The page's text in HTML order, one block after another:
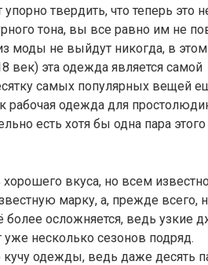
твердить, что теперь это
тона, вы все равно им не
моды не выйдут никогда, в этом
век) эта одежда является самой
самых популярных вещей
одежда для
есть хотя бы одна пара этого
вкуса, но всем
марку, а, прежде всего,
осложняется, ведь узкие
несколько сезонов подряд.
одежды, ведь даже десять